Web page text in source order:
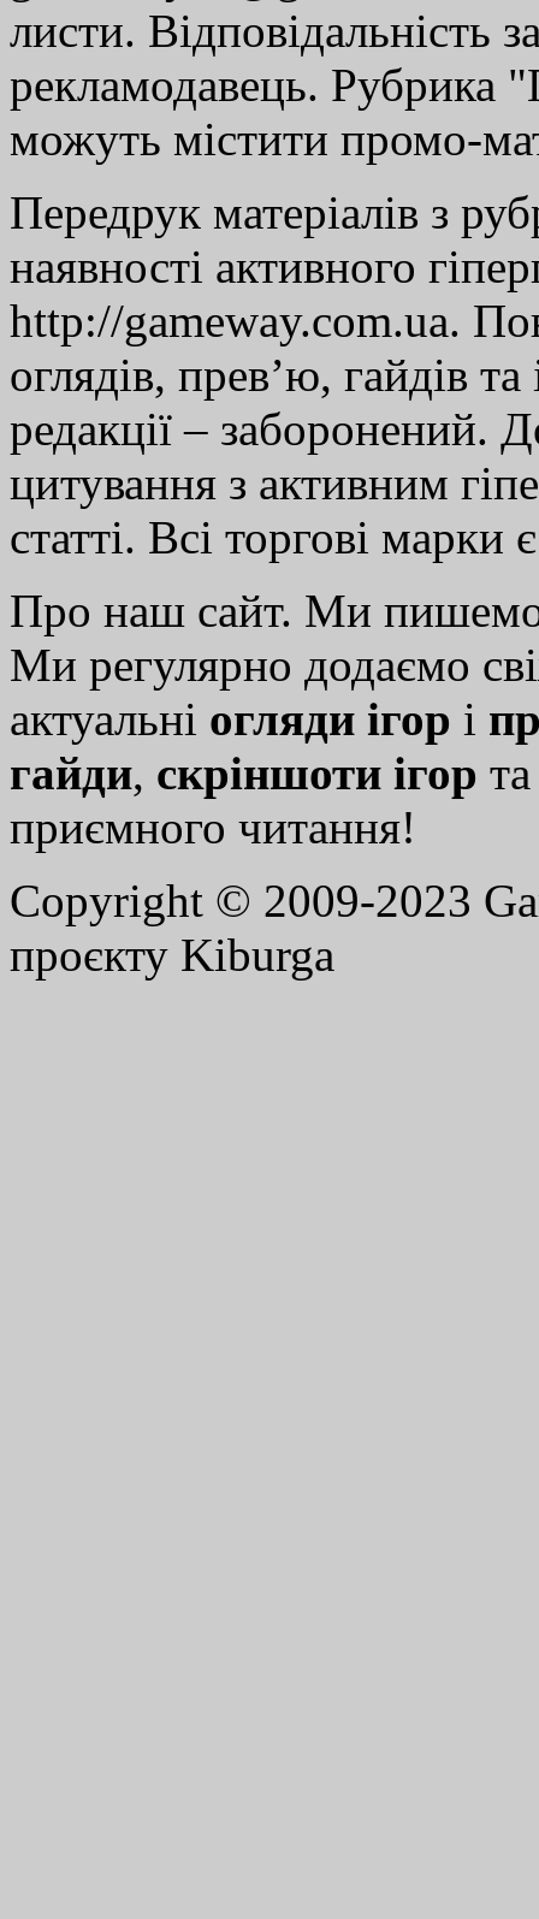
листи. Відповідальність
рекламодавець. Рубрика
можуть містити промо-
Передрук матеріалів з
наявності активного
http://gameway.com.ua.
оглядів, прев’ю, гайдів
редакції – заборонений.
цитування з активним
статті. Всі торгові марки
Про наш сайт. Ми
Ми регулярно додаємо
актуальні огляди ігор і
гайди, скріншоти ігор
приємного читання!
Copyright © 2009-2023
проєкту Kiburga